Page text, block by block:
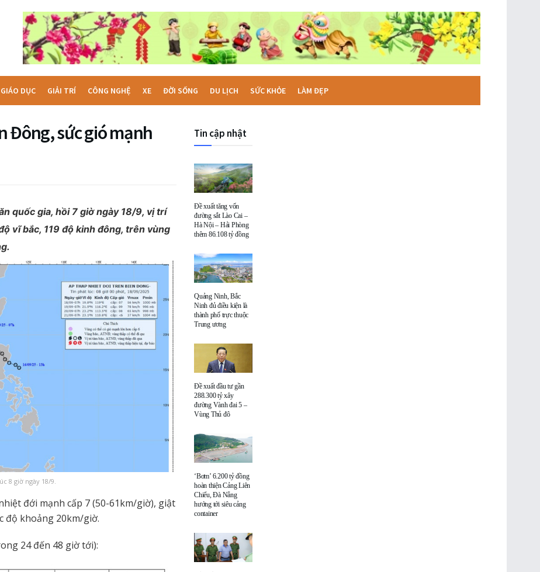
GIÁO DỤC GIẢI TRÍ CÔNG NGHỆ XE ĐỜI SỐNG DU LỊCH SỨC KHỎE LÀM ĐẸP
Đông, sức gió mạnh
quốc gia, hồi 7 giờ ngày 18/9, vị trí
vĩ bắc, 119 độ kinh đông, trên vùng
8 giờ ngày 18/9.
đới mạnh cấp 7 (50-61km/giờ), giật
độ khoảng 20km/giờ.
24 đến 48 giờ tới):
Tin cập nhật
Đề xuất tăng vốn
đường sắt Lào Cai –
Hà Nội – Hải Phòng
thêm 86.108 tỷ đồng
Quảng Ninh, Bắc
Ninh đủ điều kiện là
thành phố trực thuộc
Trung ương
Đề xuất đầu tư gần
288.300 tỷ xây
đường Vành đai 5 –
Vùng Thủ đô
‘Bơm’ 6.200 tỷ đồng
hoàn thiện Cảng Liên
Chiểu, Đà Nẵng
hướng tới siêu cảng
container